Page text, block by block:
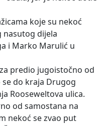
koje su nekoć
nasutog dijela
i Marko Marulić u
predio jugoistočno od
se do kraja Drugog
Rooseweltova ulica.
od samostana na
nekoć se zvao put